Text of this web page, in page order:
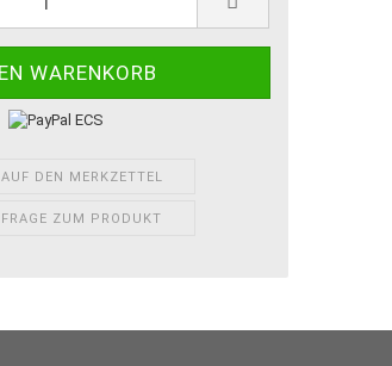
AUF DEN MERKZETTEL
FRAGE ZUM PRODUKT